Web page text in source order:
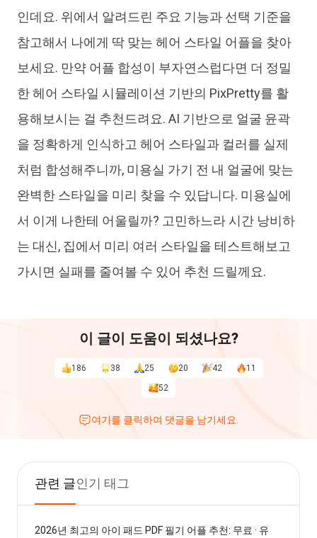
인데요. 위에서 알려드린 주요 기능과 선택 기준을
참고해서 나에게 딱 맞는 헤어 스타일 어플을 찾아
보세요. 만약 어플 합성이 부자연스럽다면 더 정밀
한 헤어 스타일 시뮬레이션 기반의 PixPretty를 활
용해보시는 걸 추천드려요. AI 기반으로 얼굴 윤곽
을 정확하게 인식하고 헤어 스타일과 컬러를 실제
처럼 합성해주니까, 미용실 가기 전 내 얼굴에 맞는
완벽한 스타일을 미리 찾을 수 있답니다. 미용실에
서 이게 나한테 어울릴까? 고민하느라 시간 낭비하
는 대신, 집에서 미리 여러 스타일을 테스트해보고
가시면 실패를 줄여볼 수 있어 추천 드릴께요.
이 글이 도움이 되셨나요?
186 38 25 20 42
11
52
여기를 클릭하여 댓글을 남기세요.
관련 글인기 태그
2026년 최고의 아이 패드 PDF 필기 어플 추천: 무료 · 유